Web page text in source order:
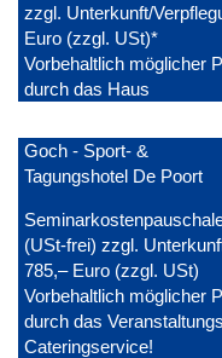
zzgl. Unterkunft/
Euro (zzgl. USt)*
Vorbehaltlich möglicher
durch das Haus
Goch - Sport- &
Tagungshotel De Poort
(USt-frei) zzgl.
785,– Euro (zzgl. USt)
Vorbehaltlich möglicher
durch das
Cateringservice!